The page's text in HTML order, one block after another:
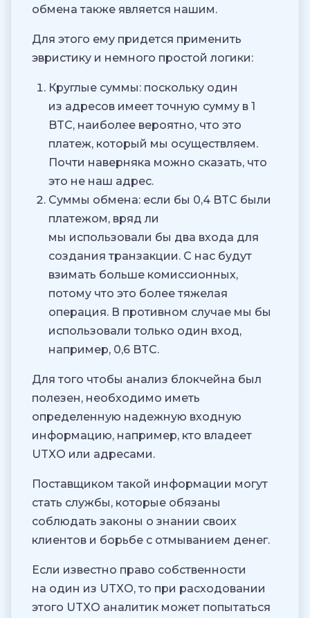
обмена также является нашим.
Для этого ему придется применить
эвристику и немного простой логики:
Круглые суммы: поскольку один
из адресов имеет точную сумму в 1
BTC, наиболее вероятно, что это
платеж, который мы осуществляем.
Почти наверняка можно сказать, что
это не наш адрес.
Суммы обмена: если бы 0,4 BTC были
платежом, вряд ли
мы использовали бы два входа для
создания транзакции. С нас будут
взимать больше комиссионных,
потому что это более тяжелая
операция. В противном случае мы бы
использовали только один вход,
например, 0,6 BTC.
Для того чтобы анализ блокчейна был
полезен, необходимо иметь
определенную надежную входную
информацию, например, кто владеет
UTXO или адресами.
Поставщиком такой информации могут
стать службы, которые обязаны
соблюдать законы о знании своих
клиентов и борьбе с отмыванием денег.
Если известно право собственности
на один из UTXO, то при расходовании
этого UTXO аналитик может попытаться